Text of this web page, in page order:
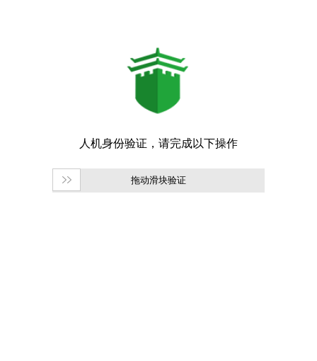
拖动滑块验证